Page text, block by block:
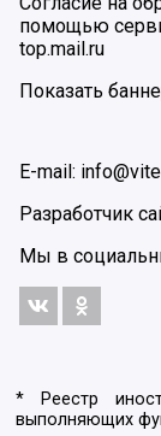
помощью
top.mail.ru
Показать
E-mail:
Разработчик
Мы в
* Реестр
выполняющих